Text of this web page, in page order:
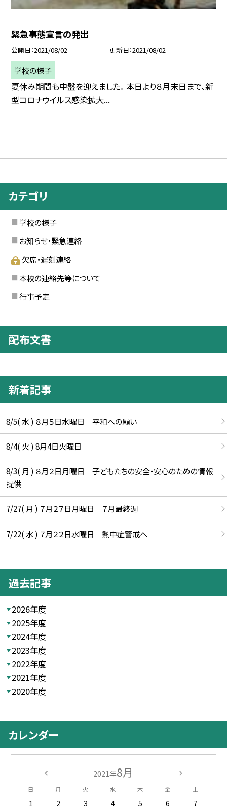
緊急事態宣言の発出
公開日 2021/08/02 更新日 2021/08/02
学校の様子
夏休み期間も中盤を迎えました。 本日より８月末日まで、新
型コロナウイルス感染拡大...
カテゴリ
学校の様子
お知らせ・緊急連絡
欠席・遅刻連絡
本校の連絡先等について
行事予定
配布文書
新着記事
8/5( 水 ) ８月５日水曜日 平和への願い
8/4( 火 ) 8月4日火曜日
8/3( 月 ) ８月２日月曜日 子どもたちの安全・安心のための情報
提供
7/27( 月 ) ７月２７日月曜日 ７月最終週
7/22( 水 ) ７月２２日水曜日 熱中症警戒へ
過去記事
2026年度
2025年度
2024年度
2023年度
2022年度
2021年度
2020年度
カレンダー
2021年8月
日 月 火 水 木 金 土
1 2 3 4 5 6
7